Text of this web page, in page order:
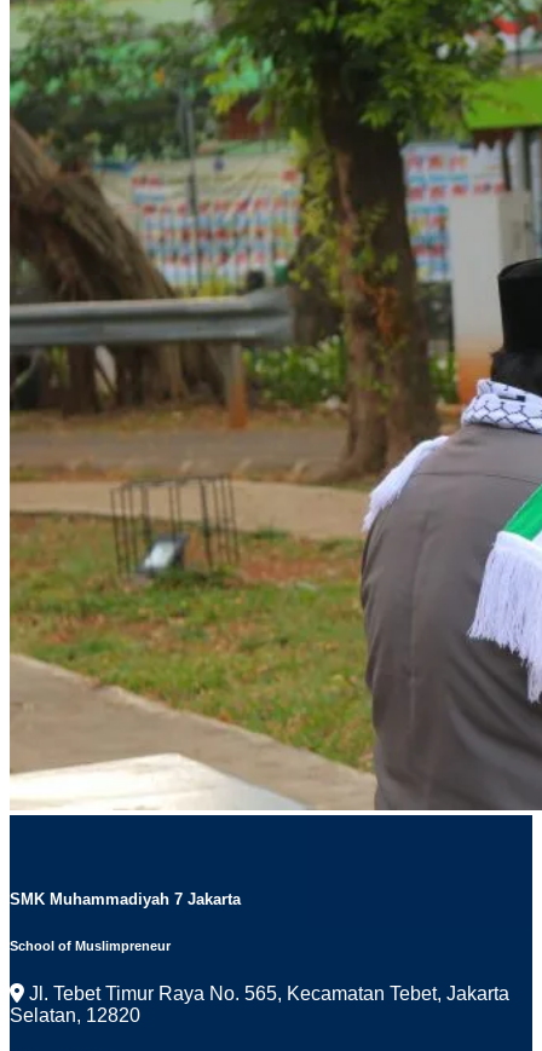
SMK Muhammadiyah 7 Jakarta
School of Muslimpreneur
Jl. Tebet Timur Raya No. 565, Kecamatan Tebet, Jakarta
Selatan, 12820